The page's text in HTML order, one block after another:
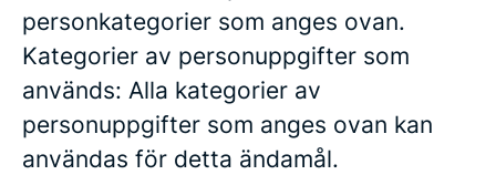
personkategorier som anges ovan.
Kategorier av personuppgifter som
används: Alla kategorier av
personuppgifter som anges ovan kan
användas för detta ändamål.